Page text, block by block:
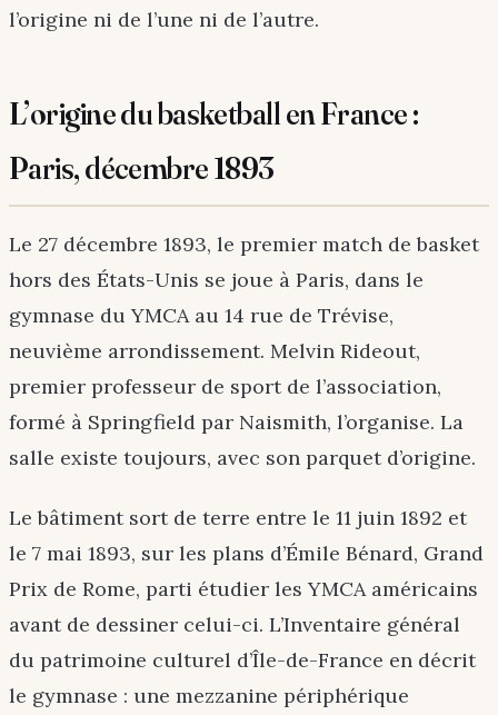
l’origine ni de l’une ni de l’autre.
L’origine du basketball en France :
Paris, décembre 1893
Le 27 décembre 1893, le premier match de basket
hors des États-Unis se joue à Paris, dans le
gymnase du YMCA au 14 rue de Trévise,
neuvième arrondissement. Melvin Rideout,
premier professeur de sport de l’association,
formé à Springfield par Naismith, l’organise. La
salle existe toujours, avec son parquet d’origine.
Le bâtiment sort de terre entre le 11 juin 1892 et
le 7 mai 1893, sur les plans d’Émile Bénard, Grand
Prix de Rome, parti étudier les YMCA américains
avant de dessiner celui-ci. L’Inventaire général
du patrimoine culturel d’Île-de-France en décrit
le gymnase : une mezzanine périphérique